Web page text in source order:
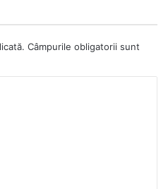
Câmpurile obligatorii sunt